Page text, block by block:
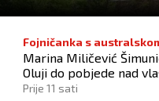
Fojničanka s
Marina Miličević
Oluji do pobjede nad
Prije 11 sati